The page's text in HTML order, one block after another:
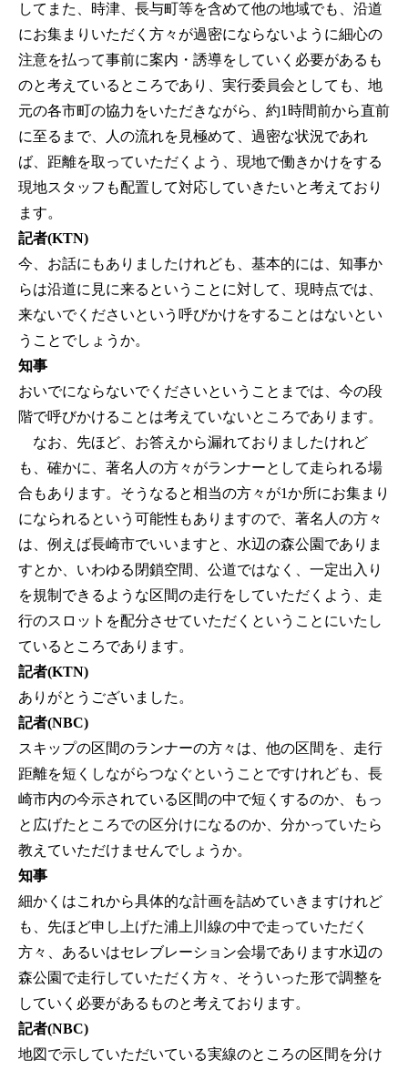
してまた、時津、長与町等を含めて他の地域でも、沿道
にお集まりいただく方々が過密にならないように細心の
注意を払って事前に案内・誘導をしていく必要があるも
のと考えているところであり、実行委員会としても、地
元の各市町の協力をいただきながら、約1時間前から直前
に至るまで、人の流れを見極めて、過密な状況であれ
ば、距離を取っていただくよう、現地で働きかけをする
現地スタッフも配置して対応していきたいと考えており
ます。
記者(KTN)
今、お話にもありましたけれども、基本的には、知事か
らは沿道に見に来るということに対して、現時点では、
来ないでくださいという呼びかけをすることはないとい
うことでしょうか。
知事
おいでにならないでくださいということまでは、今の段
階で呼びかけることは考えていないところであります。
なお、先ほど、お答えから漏れておりましたけれど
も、確かに、著名人の方々がランナーとして走られる場
合もあります。そうなると相当の方々が1か所にお集まり
になられるという可能性もありますので、著名人の方々
は、例えば長崎市でいいますと、水辺の森公園でありま
すとか、いわゆる閉鎖空間、公道ではなく、一定出入り
を規制できるような区間の走行をしていただくよう、走
行のスロットを配分させていただくということにいたし
ているところであります。
記者(KTN)
ありがとうございました。
記者(NBC)
スキップの区間のランナーの方々は、他の区間を、走行
距離を短くしながらつなぐということですけれども、長
崎市内の今示されている区間の中で短くするのか、もっ
と広げたところでの区分けになるのか、分かっていたら
教えていただけませんでしょうか。
知事
細かくはこれから具体的な計画を詰めていきますけれど
も、先ほど申し上げた浦上川線の中で走っていただく
方々、あるいはセレブレーション会場であります水辺の
森公園で走行していただく方々、そういった形で調整を
していく必要があるものと考えております。
記者(NBC)
地図で示していただいている実線のところの区間を分け